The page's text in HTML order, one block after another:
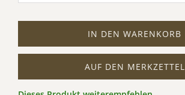
IN DEN WARENKORB
AUF DEN MERKZETTEL